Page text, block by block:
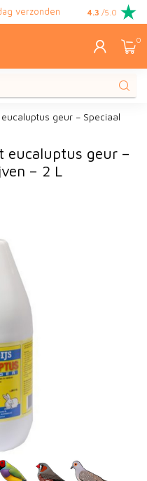
verzonden Gratis
4.3 /5.0
0
geur – Speciaal
eucaluptus geur –
– 2 L